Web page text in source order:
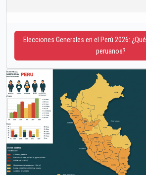
Elecciones Generales en el Perú 2026:
peruanos?